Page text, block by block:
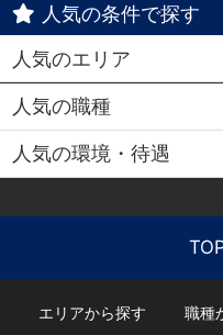
人気の条件で探す
人気のエリア
人気の職種
人気の環境・待遇
エリアから探す 職種